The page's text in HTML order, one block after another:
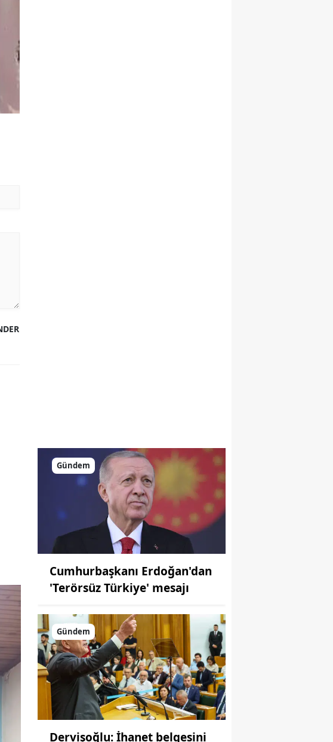
Gündem
Cumhurbaşkanı Erdoğan'dan
'Terörsüz Türkiye' mesajı
Gündem
Dervişoğlu: İhanet belgesini